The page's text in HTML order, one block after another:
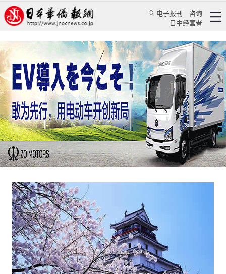
电子报刊
咨询
日中经营者
日本“翻译导游士”注册者约2万人
集中在大城市
兰君 日本新闻 旅游资讯
日本华侨报网 2016/9/18 19:31:01